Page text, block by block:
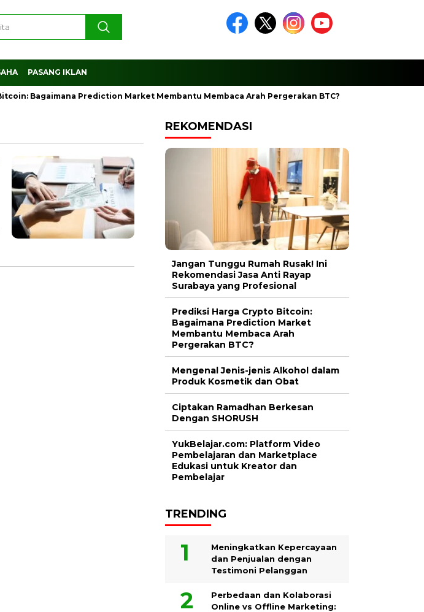
PASANG IKLAN
Bagaimana Prediction Market Membantu Membaca Arah Pergerakan BTC?
REKOMENDASI
Jangan Tunggu Rumah Rusak! Ini
Rekomendasi Jasa Anti Rayap
Surabaya yang Profesional
Prediksi Harga Crypto Bitcoin:
Bagaimana Prediction Market
Membantu Membaca Arah
Pergerakan BTC?
Mengenal Jenis-jenis Alkohol dalam
Produk Kosmetik dan Obat
Ciptakan Ramadhan Berkesan
Dengan SHORUSH
YukBelajar.com: Platform Video
Pembelajaran dan Marketplace
Edukasi untuk Kreator dan
Pembelajar
TRENDING
Meningkatkan Kepercayaan
dan Penjualan dengan
Testimoni Pelanggan
Perbedaan dan Kolaborasi
Online vs Offline Marketing: